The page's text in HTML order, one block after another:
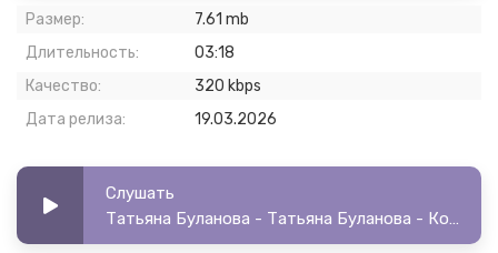
Размер:
7.61 mb
Длительность:
03:18
Качество:
320 kbps
Дата релиза:
19.03.2026
Слушать
Татьяна Буланова - Татьяна Буланова - Колесо фортуны